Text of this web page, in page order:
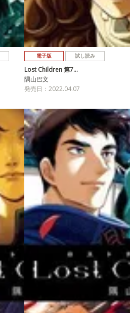
電子版 試し読み
Lost Children 第7…
隅山巴文
発売日：2022.04.07